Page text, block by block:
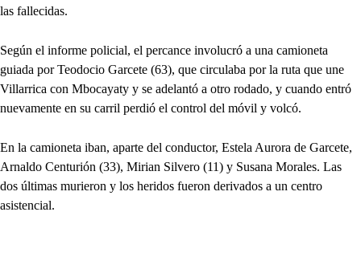
las fallecidas.
Según el informe policial, el percance involucró a una camioneta
guiada por Teodocio Garcete (63), que circulaba por la ruta que une
Villarrica con Mbocayaty y se adelantó a otro rodado, y cuando entró
nuevamente en su carril perdió el control del móvil y volcó.
En la camioneta iban, aparte del conductor, Estela Aurora de Garcete,
Arnaldo Centurión (33), Mirian Silvero (11) y Susana Morales. Las
dos últimas murieron y los heridos fueron derivados a un centro
asistencial.